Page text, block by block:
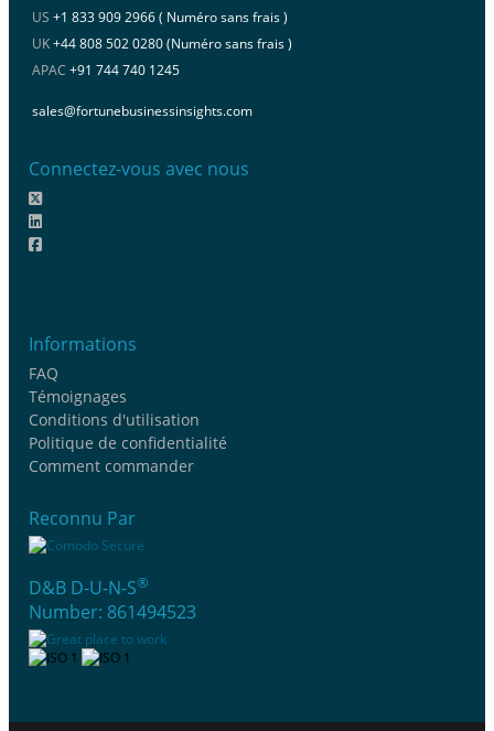
US +1 833 909 2966 ( Numéro sans frais )
UK+44 808 502 0280 (Numéro sans frais )
APAC +91 744 740 1245
sales@fortunebusinessinsights.com
Connectez-vous avec nous
Informations
FAQ
Témoignages
Conditions d'utilisation
Politique de confidentialité
Comment commander
Reconnu Par
D&B D-U-N-S®
Number: 861494523